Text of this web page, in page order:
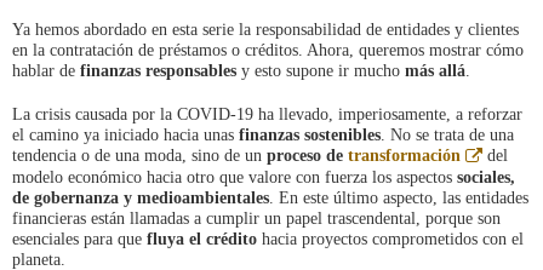
Ya hemos abordado en esta serie la responsabilidad de entidades y clientes
en la contratación de préstamos o créditos. Ahora, queremos mostrar cómo
hablar de finanzas responsables y esto supone ir mucho más allá.
La crisis causada por la COVID-19 ha llevado, imperiosamente, a reforzar
el camino ya iniciado hacia unas finanzas sostenibles. No se trata de una
tendencia o de una moda, sino de un proceso de transformación
Abre
en
ventana
nueva
del
modelo económico hacia otro que valore con fuerza los aspectos sociales,
de gobernanza y medioambientales . En este último aspecto, las entidades
financieras están llamadas a cumplir un papel trascendental, porque son
esenciales para que fluya el crédito hacia proyectos comprometidos con el
planeta.